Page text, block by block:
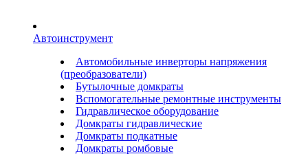
Автоинструмент
Автомобильные инверторы напряжения
(преобразователи)
Бутылочные домкраты
Вспомогательные ремонтные инструменты
Гидравлическое оборудование
Домкраты гидравлические
Домкраты подкатные
Домкраты ромбовые